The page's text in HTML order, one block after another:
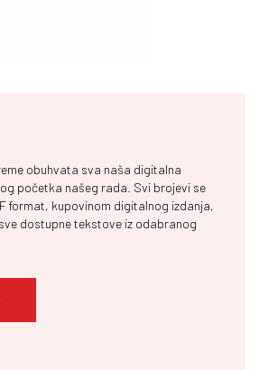
obuhvata sva naša digitalna
početka našeg rada. Svi brojevi se
format, kupovinom digitalnog izdanja,
dostupne tekstove iz odabranog